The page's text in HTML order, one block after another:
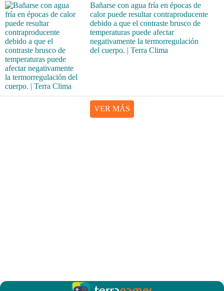
Bañarse con agua fría en épocas de
calor puede resultar contraproducente
debido a que el contraste brusco de
temperaturas puede afectar
negativamente la termorregulación
del cuerpo. | Terra Clima
VER MÁS